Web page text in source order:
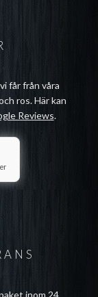
inom 24
får från våra
ros. Här kan
Reviews.